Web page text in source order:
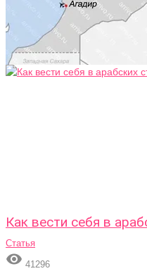
Как вести себя в
Статья
 41296